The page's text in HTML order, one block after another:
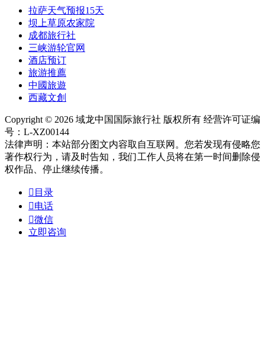
拉萨天气预报15天
坝上草原农家院
成都旅行社
三峡游轮官网
酒店预订
旅游推薦
中國旅遊
西藏文創
Copyright © 2026 域龙中国国际旅行社 版权所有 经营许可证编
号：L-XZ00144
法律声明：本站部分图文内容取自互联网。您若发现有侵略您
著作权行为，请及时告知，我们工作人员将在第一时间删除侵
权作品、停止继续传播。
 目录
电话
微信
立即咨询